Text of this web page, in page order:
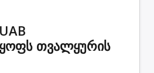
თვალყურის